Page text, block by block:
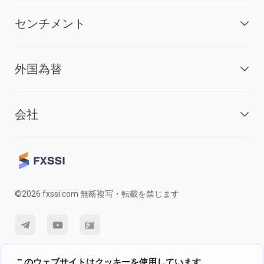
センチメント
外国為替
会社
©2026 fxssi.com 無断複写・転載を禁じます
利用規約 プライバシーポリシー リスク開示